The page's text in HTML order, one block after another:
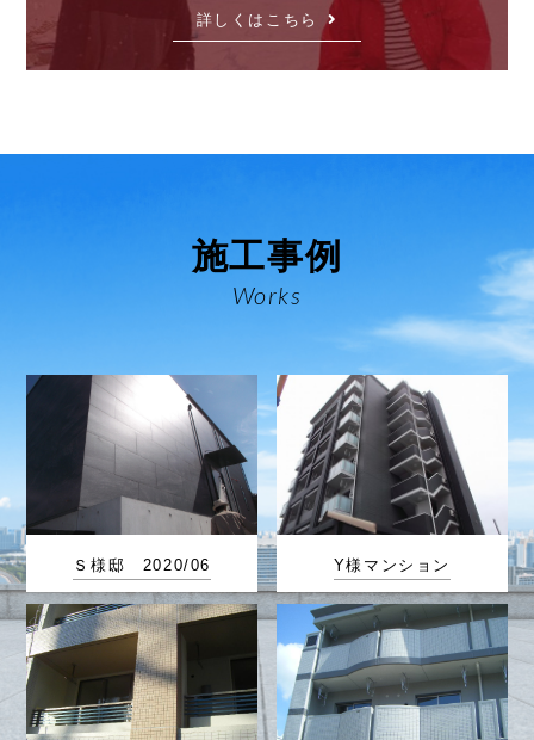
詳しくはこちら
施工事例
Works
Ｓ様邸 2020/06 Y様マンション